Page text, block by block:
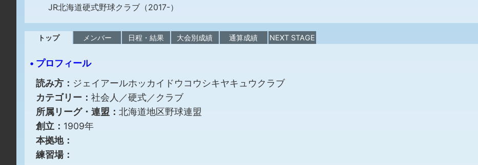
JR北海道硬式野球クラブ（2017-）
トップ メンバー 日程・結果 大会別成績 通算成績 NEXT STAGE
• プロフィール
読み方： ジェイアールホッカイドウコウシキヤキュウクラブ
カテゴリー： 社会人／硬式／クラブ
所属リーグ・連盟： 北海道地区野球連盟
創立： 1909年
本拠地：
練習場：